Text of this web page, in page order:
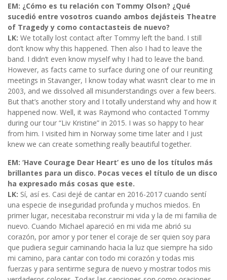
EM: ¿Cómo es tu relación con Tommy Olson? ¿Qué
sucedió entre vosotros cuando ambos dejásteis Theatre
of Tragedy y como contactasteis de nuevo?
LK: We totally lost contact after Tommy left the band. I still
don’t know why this happened. Then also I had to leave the
band. I didn’t even know myself why I had to leave the band.
However, as facts came to surface during one of our reuniting
meetings in Stavanger, I know today what wasn’t clear to me in
2003, and we dissolved all misunderstandings over a few beers.
But that’s another story and I totally understand why and how it
happened now. Well, it was Raymond who contacted Tommy
during our tour “Liv Kristine” in 2015. I was so happy to hear
from him. I visited him in Norway some time later and I just
knew we can create something really beautiful together.
EM: ‘Have Courage Dear Heart’ es uno de los títulos más
brillantes para un disco. Pocas veces el título de un disco
ha expresado más cosas que este.
LK: Sí, así es. Casi dejé de cantar en 2016-2017 cuando sentí
una especie de inseguridad profunda y muchos miedos. En
primer lugar, necesitaba reconstruir mi vida y la de mi familia de
nuevo. Cuando Michael apareció en mi vida me abrió su
corazón, por amor y por tener el coraje de ser quien soy para
que pudiera seguir caminando hacia la luz que siempre ha sido
mi camino, para cantar con todo mi corazón y todas mis
fuerzas y para sentirme segura de nuevo y mostrar todos mis